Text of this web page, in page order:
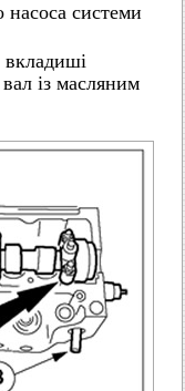
насоса системи
із масляним